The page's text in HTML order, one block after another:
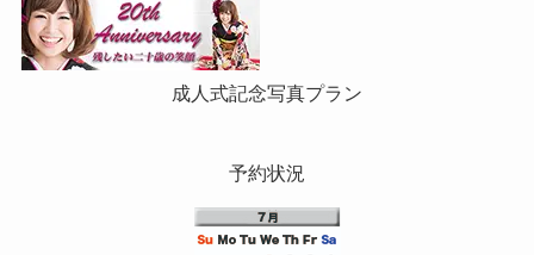
成人式記念写真プラン
予約状況